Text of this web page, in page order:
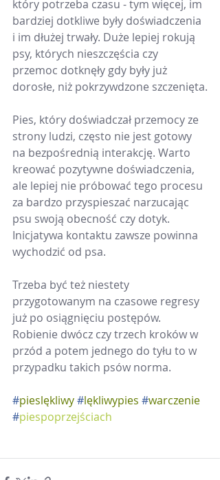
który potrzeba czasu - tym więcej, im
bardziej dotkliwe były doświadczenia
i im dłużej trwały. Duże lepiej rokują
psy, których nieszczęścia czy
przemoc dotknęły gdy były już
dorosłe, niż pokrzywdzone szczenięta.
Pies, który doświadczał przemocy ze
strony ludzi, często nie jest gotowy
na bezpośrednią interakcję. Warto
kreować pozytywne doświadczenia,
ale lepiej nie próbować tego procesu
za bardzo przyspieszać narzucając
psu swoją obecność czy dotyk.
Inicjatywa kontaktu zawsze powinna
wychodzić od psa.
Trzeba być też niestety
przygotowanym na czasowe regresy
już po osiągnięciu postępów.
Robienie dwócz czy trzech kroków w
przód a potem jednego do tyłu to w
przypadku takich psów norma.
#pieslękliwy#lękliwypies #warczenie
#piespoprzejściach